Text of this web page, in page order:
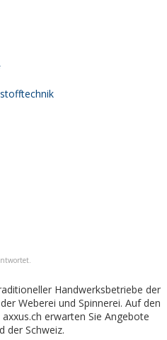
Handwerksbetriebe der
Weberei und Spinnerei. Auf den
erwarten Sie Angebote
der Schweiz.